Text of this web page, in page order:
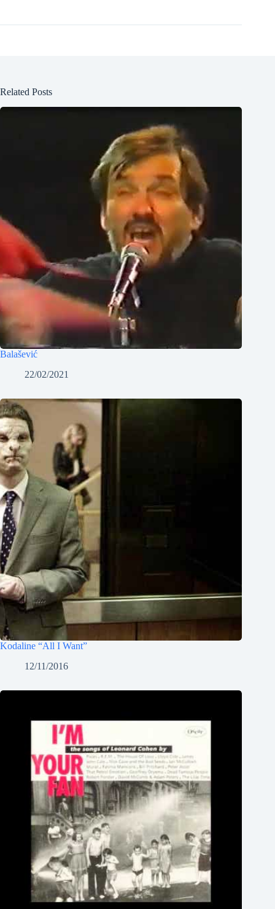
Related Posts
Balašević
22/02/2021
Kodaline “All I Want”
12/11/2016